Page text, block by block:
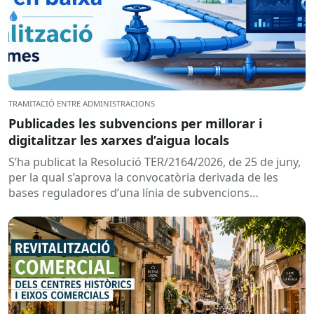
TRAMITACIÓ ENTRE ADMINISTRACIONS
Publicades les subvencions per millorar i
digitalitzar les xarxes d’aigua locals
S’ha publicat la Resolució TER/2164/2026, de 25 de juny,
per la qual s’aprova la convocatòria derivada de les
bases reguladores d’una línia de subvencions